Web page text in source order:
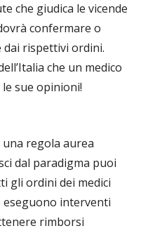
che giudica le vicende
confermare o
dai rispettivi ordini.
che un medico
sue opinioni!
regola aurea
dal paradigma puoi
gli ordini dei medici
eseguono interventi
rimborsi